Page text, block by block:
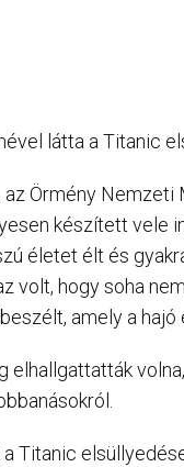
látta a Titanic
az Örmény
készített vele
életet élt és
volt, hogy soha
amely a
elhallgattatták
Titanic